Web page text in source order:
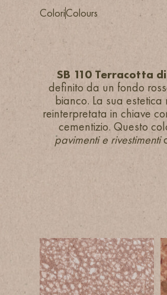
ColoriColours
SB 110 Terracotta
definito da un fondo
bianco. La sua
reinterpretata in chiave
cementizio. Questo
pavimenti e rivestimenti